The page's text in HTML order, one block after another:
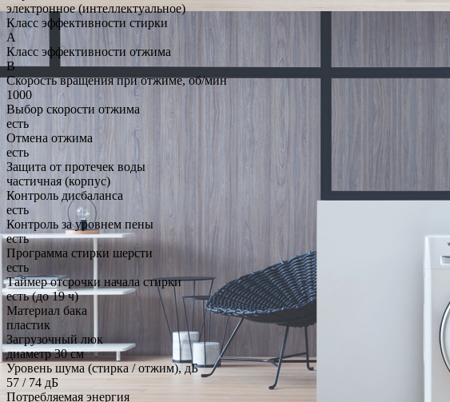
электронное (интеллектуальное)
Класс эффективности стирки
A
Класс эффективности отжима
B
Скорость вращения при отжиме, об/мин
1000
Выбор скорости отжима
есть
Отмена отжима
есть
Защита от протечек воды
частичная (корпус)
Контроль дисбаланса
есть
Контроль за уровнем пены
есть
Программа стирки шерсти
есть
Таймер отсрочки начала стирки
есть (до 19 ч)
Материал бака
пластик
Загрузочный люк
диаметр 30 см
Уровень шума (стирка / отжим), дБ
57 / 74 дБ
Потребляемая энергия